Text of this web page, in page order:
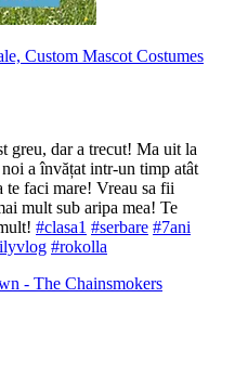
greu, dar a trecut! Ma uit la
a învățat intr-un timp atât
te faci mare! Vreau sa fii
mult sub aripa mea! Te
#clasa1 #serbare #7ani
#rokolla
- The Chainsmokers